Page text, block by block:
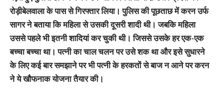
रोड़ीबेलवाला के पास से गिरफ्तार लिया। पुलिस की पूछताछ में करन उर्फ
सागर ने बताया कि महिला से उसकी दूसरी शादी थी। जबकि महिला
उससे पहले भी इतनी शादियां कर चुकी थी। जिससे उसके हर एक-एक
बच्चा बच्चा था। पत्नी का चाल चलन पर उसे शक था और इसे सुधारने
के लिए कई बार समझाने पर भी पत्नी के हरकतों से बाज न आने पर करन
ने ये खौफनाक योजना तैयार की।